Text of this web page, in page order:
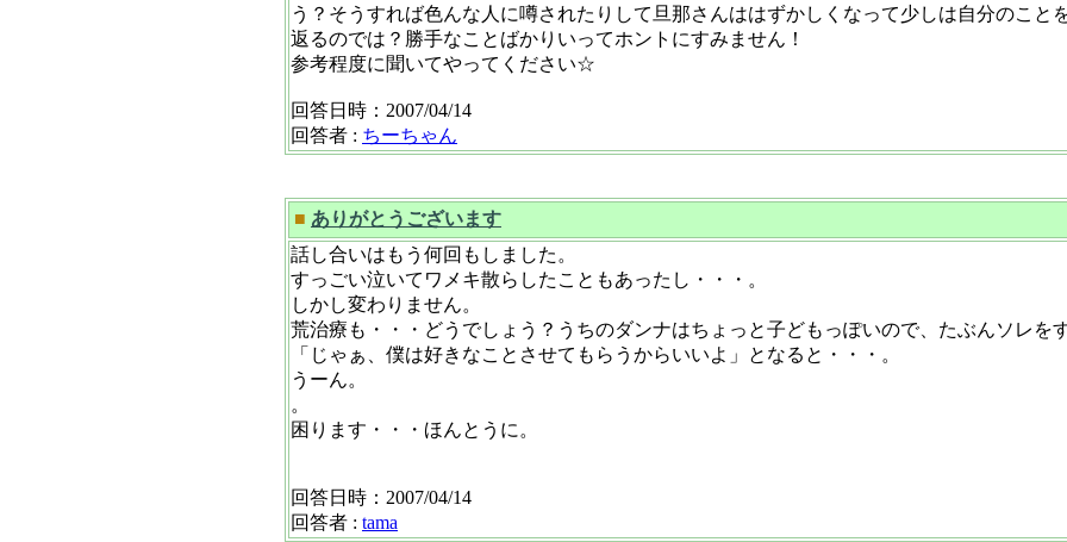
う？そうすれば色んな人に噂されたりして旦那さんははずかしくなって少しは自分のこと
返るのでは？勝手なことばかりいってホントにすみません！
参考程度に聞いてやってください☆
回答日時：2007/04/14
回答者 : ちーちゃん
■ ありがとうございます
話し合いはもう何回もしました。
すっごい泣いてワメキ散らしたこともあったし・・・。
しかし変わりません。
荒治療も・・・どうでしょう？うちのダンナはちょっと子どもっぽいので、たぶんソレを
「じゃぁ、僕は好きなことさせてもらうからいいよ」となると・・・。
うーん。
。
困ります・・・ほんとうに。
回答日時：2007/04/14
回答者 : tama